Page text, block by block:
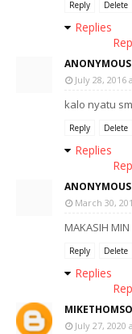
Reply Delete
Replies
ANONYMOUS
July 28, 2016
kalo nyatu
Reply Delete
Replies
ANONYMOUS
March 30,
MAKASIH MIN
Reply Delete
Replies
July 27, 2020